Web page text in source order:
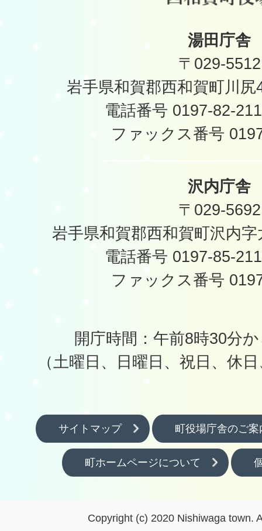
湯田庁舎
〒029-5512
岩手県和賀郡西和賀町川
電話番号 0197-82-
ファックス番号
沢内庁舎
〒029-5692
岩手県和賀郡西和賀町沢内
電話番号 0197-85-
ファックス番号
開庁時間：午前8時30分
（土曜日、日曜日、祝日、休
サイトマップ 町役場庁舎のご案
町ホームページについて
Copyright (c) 2020 Nishiwaga town.